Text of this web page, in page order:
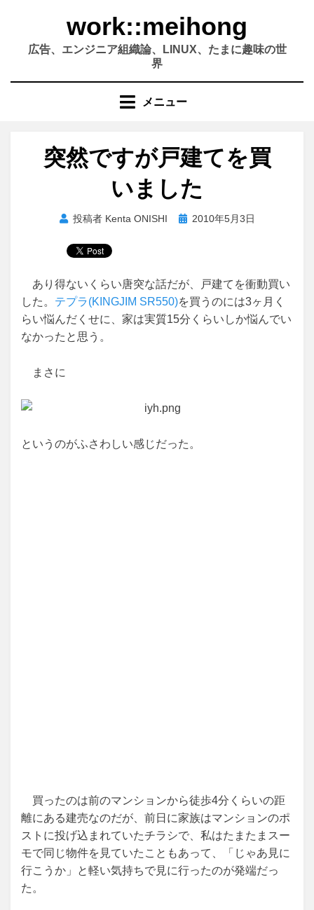
work::meihong
広告、エンジニア組織論、LINUX、たまに趣味の世
界
メニュー
突然ですが戸建てを買
いました
投稿者 Kenta ONISHI
投 2010年5月3日
あり得ないくらい唐突な話だが、戸建てを衝動買い
した。 テプラ(KINGJIM SR550)を買うのには3ヶ月く
らい悩んだくせに、家は実質15分くらいしか悩んでい
なかったと思う。
まさに
というのがふさわしい感じだった。
買ったのは前のマンションから徒歩4分くらいの距
離にある建売なのだが、前日に家族はマンションのポ
ストに投げ込まれていたチラシで、私はたまたまスー
モで同じ物件を見ていたこともあって、「じゃあ見に
行こうか」と軽い気持ちで見に行ったのが発端だっ
た。